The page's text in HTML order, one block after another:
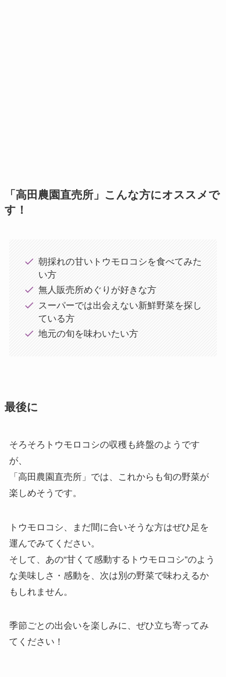
「高田農園直売所」こんな方にオススメで
す！
朝採れの甘いトウモロコシを食べてみた
い方
無人販売所めぐりが好きな方
スーパーでは出会えない新鮮野菜を探し
ている方
地元の旬を味わいたい方
最後に
そろそろトウモロコシの収穫も終盤のようです
が、
「高田農園直売所」では、これからも旬の野菜が
楽しめそうです。
トウモロコシ、まだ間に合いそうな方はぜひ足を
運んでみてください。
そして、あの“甘くて感動するトウモロコシ”のよう
な美味しさ・感動を、次は別の野菜で味わえるか
もしれません。
季節ごとの出会いを楽しみに、ぜひ立ち寄ってみ
てください！